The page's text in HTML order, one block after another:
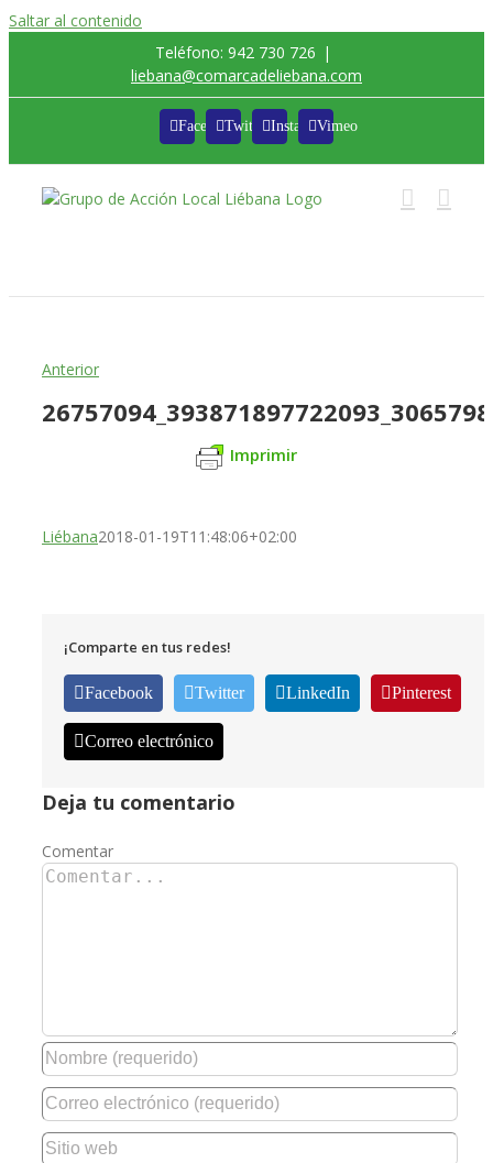
Saltar al contenido
Teléfono: 942 730 726 |
liebana@comarcadeliebana.com
FacebookTwitterInstagramVimeo
Anterior
Imprimir
Liébana2018-01-19T11:48:06+02:00
¡Comparte en tus redes!
Facebook Twitter LinkedIn Pinterest
Correo electrónico
Deja tu comentario
Comentar